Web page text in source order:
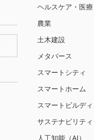
ヘルスケア・医療
農業
土木建設
メタバース
スマートシティ
スマートホーム
スマートビルデ
サステナビリティ
人工知能（AI）